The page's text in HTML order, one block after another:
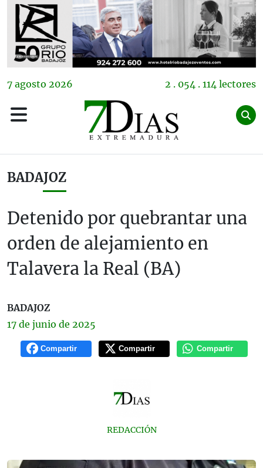
7 agosto 2026 2 . 054 . 114 lectores
BADAJOZ
Detenido por quebrantar una
orden de alejamiento en
Talavera la Real (BA)
BADAJOZ
17 de junio de 2025
Compartir Compartir Compartir
REDACCIÓN